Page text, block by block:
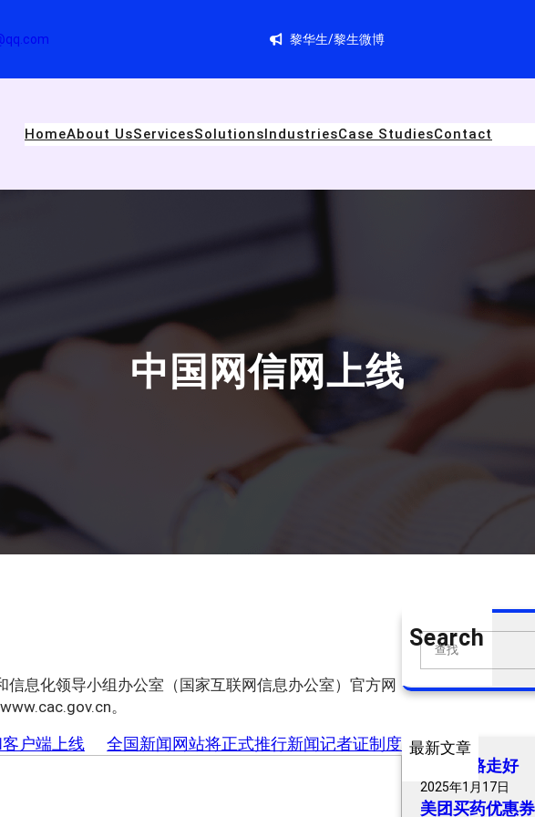
黎华生/黎生微博
HomeAbout UsServicesSolutionsIndustriesCase StudiesContact
中国网信网上线
息化领导小组办公室（国家互联网信息办公室）官方网
。
户端上线 全国新闻网站将正式推行新闻记者证制度
Search
S
a
h
最新文章
爷爷一路走好
2025年1月17日
美团买药优惠